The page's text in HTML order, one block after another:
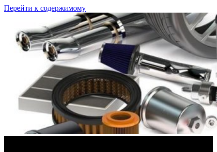
Перейти к содержимому